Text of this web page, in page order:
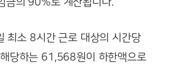
최소 8시간 근로 대상의 시간당
당하는 61,568원이 하한액으로